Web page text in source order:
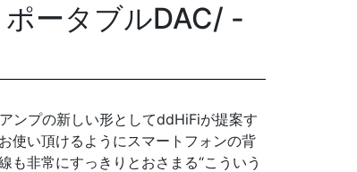
ータブルDAC/ -
ンプの新しい形としてddHiFiが提案す
使い頂けるようにスマートフォンの背
も非常にすっきりとおさまる“こういう